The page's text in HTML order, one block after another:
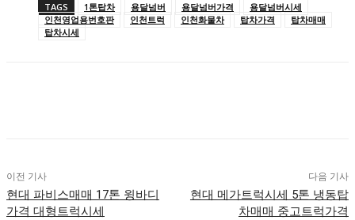
TAGS 1톤탑차 용달넘버 용달넘버가격
용달넘버시세
인천영업용번호판
인천트럭 인천화물차 탑차가격
탑차매매
탑차시세
이전 기사
현대 파비스매매 17톤 윙바디
가격 대형트럭시세
다음 기사
현대 메가트럭시세 5톤 냉동탑
차매매 중고트럭가격